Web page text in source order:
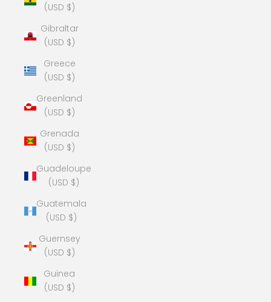
(USD $)
Gibraltar
(USD $)
Greece
(USD $)
Greenland
(USD $)
Grenada
(USD $)
Guadeloupe
(USD $)
Guatemala
(USD $)
Guernsey
(USD $)
Guinea
(USD $)